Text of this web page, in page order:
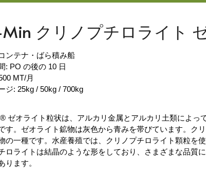
クリノプチロライト
ンテナ・ばら積み船
: PO の後の 10 日
MT/月
ジ: 25kg / 50kg / 700kg
ゼオライト粒状は、アルカリ金属とアルカリ土類によっ
す。ゼオライト鉱物は灰色から青みを帯びています。ク
の一種です。水産養殖では、クリノプチロライト顆粒を
ロライトは結晶のような形をしており、さまざまな品質
ります。